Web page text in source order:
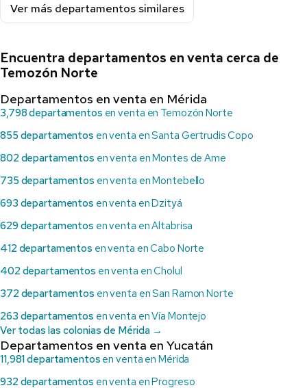
Ver más departamentos similares
Encuentra departamentos en venta cerca de
Temozón Norte
Departamentos en venta en Mérida
3,798 departamentos en venta en Temozón Norte
855 departamentos en venta en Santa Gertrudis Copo
802 departamentos en venta en Montes de Ame
735 departamentos en venta en Montebello
693 departamentos en venta en Dzityá
629 departamentos en venta en Altabrisa
412 departamentos en venta en Cabo Norte
402 departamentos en venta en Cholul
372 departamentos en venta en San Ramon Norte
263 departamentos en venta en Vía Montejo
Ver todas las colonias de Mérida →
Departamentos en venta en Yucatán
11,981 departamentos en venta en Mérida
932 departamentos en venta en Progreso